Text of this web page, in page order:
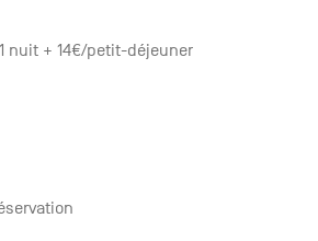
nuit + 14€/petit-déjeuner